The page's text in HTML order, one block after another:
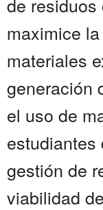
maximice
materiales
generación
el uso de
estudiantes
gestión de
viabilidad